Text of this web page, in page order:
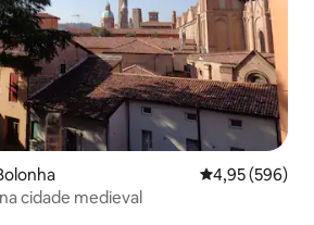
4,95 de uma
4,95 (596)
cidade medieval